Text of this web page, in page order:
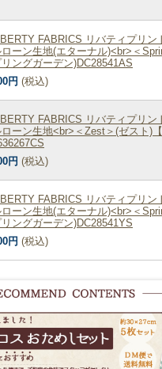
FABRICS リバティプリン
ローン生地(エターナル)<br>＜
リングガーデン)DC28541AS
円 (税込)
FABRICS リバティプリン
ローン生地<br>＜Zest＞(ゼスト)【
円 (税込)
FABRICS リバティプリン
ローン生地(エターナル)<br>＜
リングガーデン)DC28541YS
円 (税込)